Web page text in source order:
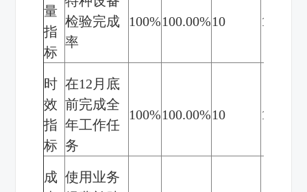
量
指
标
检验完成
率
100%100.00%10 10
时
效
指
标
在12 月底
前完成全
年工作任
务
100%100.00%10 10
成 使用业务